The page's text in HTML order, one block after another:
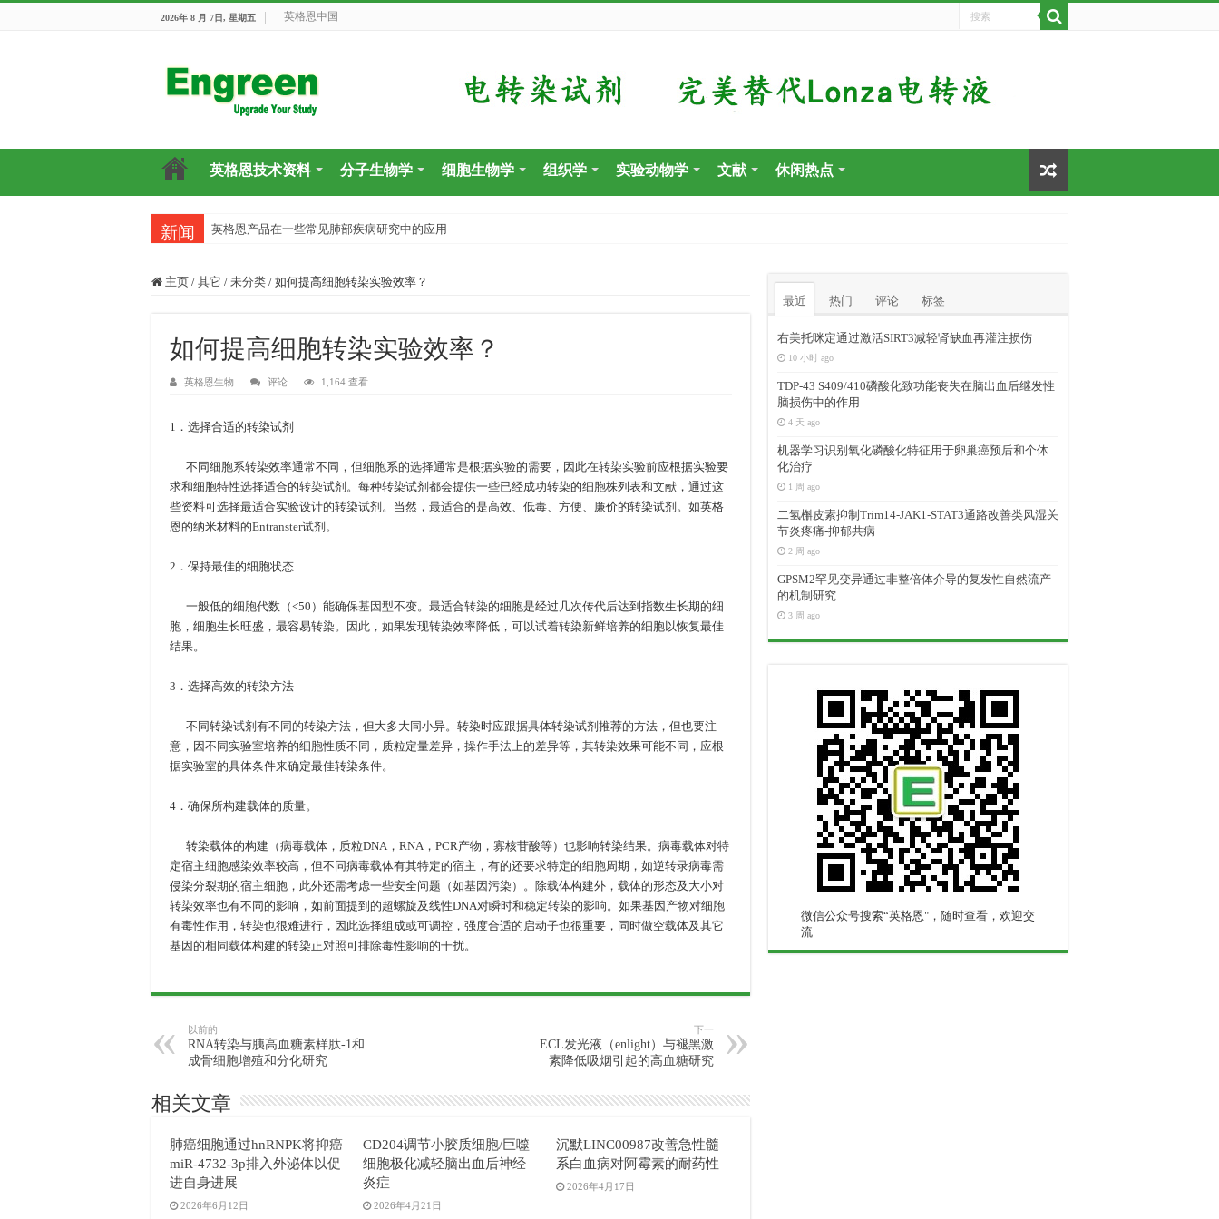
2026年 8 月 7日, 星期五 英格恩中国
英格恩技术资料 分子生物学 细胞生物学 组织学 实验动物学 文献 休闲热点
新闻 英格恩产品在一些常见肺部疾病研究中的应用
目前国内有哪些好的科研交流平台？
主页 / 其它 / 未分类 / 如何提高细胞转染实验效率？
如何提高细胞转染实验效率？
英格恩生物 评论 1,164 查看
1．选择合适的转染试剂
不同细胞系转染效率通常不同，但细胞系的选择通常是根据实验的需要，因此在转染实验前应根据实验要
求和细胞特性选择适合的转染试剂。每种转染试剂都会提供一些已经成功转染的细胞株列表和文献，通过这
些资料可选择最适合实验设计的转染试剂。当然，最适合的是高效、低毒、方便、廉价的转染试剂。如英格
恩的纳米材料的Entranster试剂。
2．保持最佳的细胞状态
一般低的细胞代数（<50）能确保基因型不变。最适合转染的细胞是经过几次传代后达到指数生长期的细
胞，细胞生长旺盛，最容易转染。因此，如果发现转染效率降低，可以试着转染新鲜培养的细胞以恢复最佳
结果。
3．选择高效的转染方法
不同转染试剂有不同的转染方法，但大多大同小异。转染时应跟据具体转染试剂推荐的方法，但也要注
意，因不同实验室培养的细胞性质不同，质粒定量差异，操作手法上的差异等，其转染效果可能不同，应根
据实验室的具体条件来确定最佳转染条件。
4．确保所构建载体的质量。
转染载体的构建（病毒载体，质粒DNA，RNA，PCR产物，寡核苷酸等）也影响转染结果。病毒载体对特
定宿主细胞感染效率较高，但不同病毒载体有其特定的宿主，有的还要求特定的细胞周期，如逆转录病毒需
侵染分裂期的宿主细胞，此外还需考虑一些安全问题（如基因污染）。除载体构建外，载体的形态及大小对
转染效率也有不同的影响，如前面提到的超螺旋及线性DNA对瞬时和稳定转染的影响。如果基因产物对细胞
有毒性作用，转染也很难进行，因此选择组成或可调控，强度合适的启动子也很重要，同时做空载体及其它
基因的相同载体构建的转染正对照可排除毒性影响的干扰。
以前的
RNA转染与胰高血糖素样肽-1和
成骨细胞增殖和分化研究
下一
ECL发光液（enlight）与褪黑激
素降低吸烟引起的高血糖研究
相关文章
肺癌细胞通过hnRNPK将抑癌
miR-4732-3p排入外泌体以促
进自身进展
2026年6月12日
CD204调节小胶质细胞/巨噬
细胞极化减轻脑出血后神经
炎症
2026年4月21日
沉默LINC00987改善急性髓
系白血病对阿霉素的耐药性
2026年4月17日
最近 热门 评论 标签
右美托咪定通过激活SIRT3减轻肾缺血再灌注损伤
10 小时 ago
TDP-43 S409/410磷酸化致功能丧失在脑出血后继发性
脑损伤中的作用
4 天 ago
机器学习识别氧化磷酸化特征用于卵巢癌预后和个体
化治疗
1 周 ago
二氢槲皮素抑制Trim14-JAK1-STAT3通路改善类风湿关
节炎疼痛-抑郁共病
2 周 ago
GPSM2罕见变异通过非整倍体介导的复发性自然流产
的机制研究
3 周 ago
微信公众号搜索“英格恩"，随时查看，欢迎交
流